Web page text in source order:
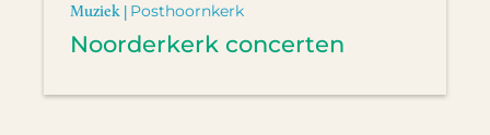
Muziek | Posthoornkerk
Noorderkerk concerten